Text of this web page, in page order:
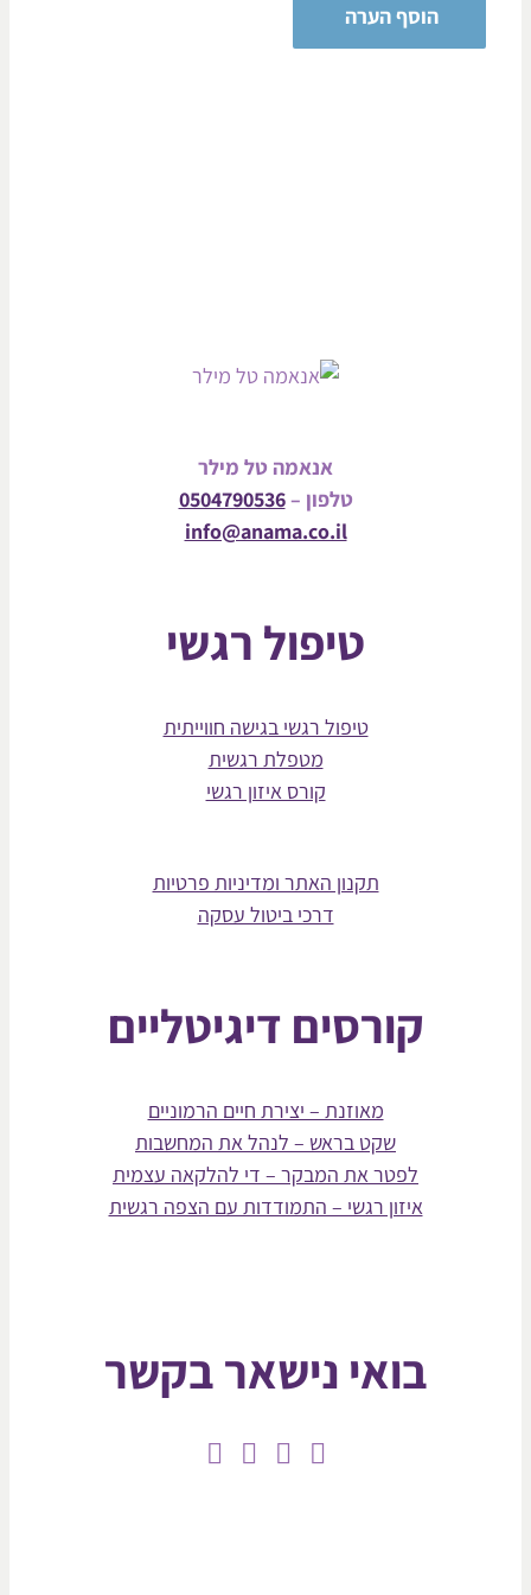
אנאמה טל מילר
טלפון –0504790536
info@anama.co.il
טיפול רגשי
טיפול רגשי בגישה חווייתית
מטפלת רגשית
קורס איזון רגשי
תקנון האתר ומדיניות פרטיות
דרכי ביטול עסקה
קורסים דיגיטליים
מאוזנת – יצירת חיים הרמוניים
שקט בראש – לנהל את המחשבות
לפטר את המבקר – די להלקאה עצמית
איזון רגשי – התמודדות עם הצפה רגשית
בואי נישאר בקשר